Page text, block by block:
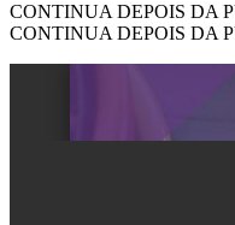
CONTINUA DEPOIS DA
CONTINUA DEPOIS DA